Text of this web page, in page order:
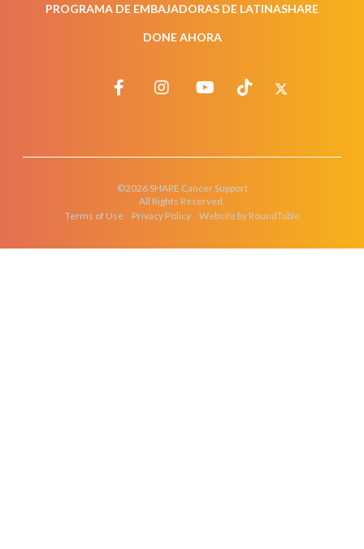
PROGRAMA DE EMBAJADORAS DE LATINASHARE
DONE AHORA
©2026 SHARE Cancer Support
All Rights Reserved.
Terms of Use
Privacy Policy Website by RoundTable